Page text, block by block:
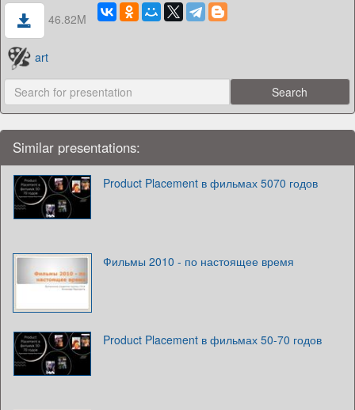
46.82M
art
Similar presentations:
Product Placement в фильмах 5070 годов
Фильмы 2010 - по настоящее время
Product Placement в фильмах 50-70 годов